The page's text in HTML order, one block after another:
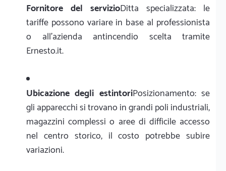
Fornitore del servizioDitta specializzata: le
tariffe possono variare in base al professionista
o all'azienda antincendio scelta tramite
Ernesto.it.
Ubicazione degli estintoriPosizionamento: se
gli apparecchi si trovano in grandi poli industriali,
magazzini complessi o aree di difficile accesso
nel centro storico, il costo potrebbe subire
variazioni.